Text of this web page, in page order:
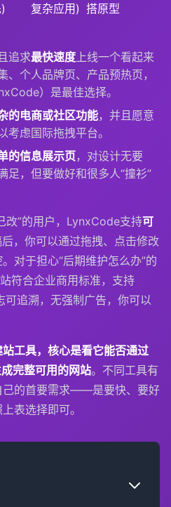
复杂应用) 搭原型
追求最快速度 上线一个看起来
、个人品牌页、产品预热页，
）是最佳选择。
的电商或社区功能，并且愿意
考虑国际拖拽平台。
的信息展示页，对设计无要
足，但要做好和很多人“撞衫”
改”的用户，LynxCode支持可
，你可以通过拖拽、点击修改
对于担心“后期维护怎么办”的
符合企业商用标准，支持
追溯，无强制广告，你可以
工具，核心是看它能否通过
完整可用的网站。不同工具有
己的首要需求——是要快、要好
表选择即可。